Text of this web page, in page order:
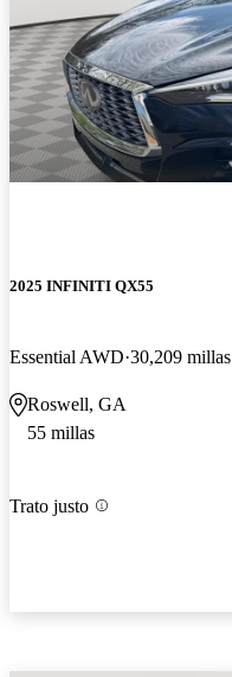
2025 INFINITI QX55
Essential AWD 30,209 millas
Roswell, GA
55 millas
Trato justo